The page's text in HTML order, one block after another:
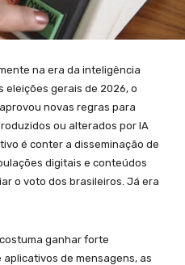
na era da inteligência
eleições gerais de 2026, o
novas regras para
ou alterados por IA
é conter a disseminação de
digitais e conteúdos
o voto dos brasileiros. Já era
ganhar forte
de mensagens, as